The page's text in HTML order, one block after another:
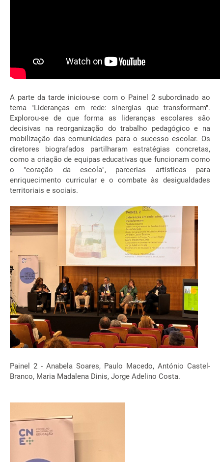
A parte da tarde iniciou-se com o Painel 2 subordinado ao
tema "Lideranças em rede: sinergias que transformam".
Explorou-se de que forma as lideranças escolares são
decisivas na reorganização do trabalho pedagógico e na
mobilização das comunidades para o sucesso escolar. Os
diretores biografados partilharam estratégias concretas,
como a criação de equipas educativas que funcionam como
o "coração da escola", parcerias artísticas para
enriquecimento curricular e o combate às desigualdades
territoriais e sociais.
Painel 2 - Anabela Soares, Paulo Macedo, António Castel-
Branco, Maria Madalena Dinis, Jorge Adelino Costa.